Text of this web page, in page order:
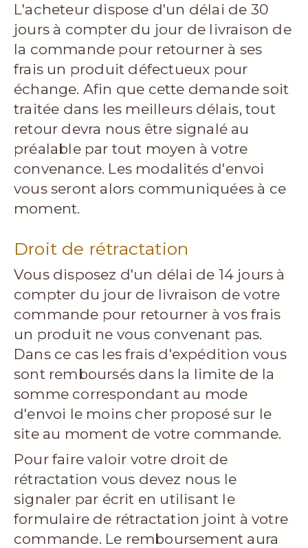
L'acheteur dispose d'un délai de 30
jours à compter du jour de livraison de
la commande pour retourner à ses
frais un produit défectueux pour
échange. Afin que cette demande soit
traitée dans les meilleurs délais, tout
retour devra nous être signalé au
préalable par tout moyen à votre
convenance. Les modalités d'envoi
vous seront alors communiquées à ce
moment.
Droit de rétractation
Vous disposez d'un délai de 14 jours à
compter du jour de livraison de votre
commande pour retourner à vos frais
un produit ne vous convenant pas.
Dans ce cas les frais d'expédition vous
sont remboursés dans la limite de la
somme correspondant au mode
d'envoi le moins cher proposé sur le
site au moment de votre commande.
Pour faire valoir votre droit de
rétractation vous devez nous le
signaler par écrit en utilisant le
formulaire de rétractation joint à votre
commande. Le remboursement aura